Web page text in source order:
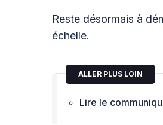
Reste désormais à
échelle.
ALLER PLUS LOIN
Lire le